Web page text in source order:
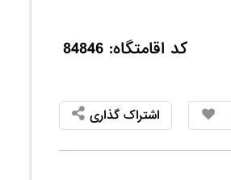
کد اقامتگاه: 84846
اشتراک گذاری